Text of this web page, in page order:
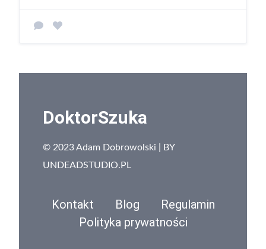
DoktorSzuka
© 2023 Adam Dobrowolski | BY
UNDEADSTUDIO.PL
Kontakt Blog
Regulamin
Polityka prywatności